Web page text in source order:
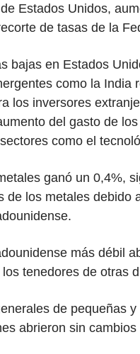
Estados Unidos,
de tasas de la
bajas en Estados
como la India
los inversores
del gasto de
como el
ganó un 0,4%,
de los metales debido
más débil
tenedores de otras
de pequeñas
abrieron sin